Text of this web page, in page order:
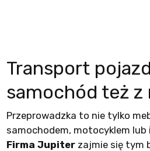
Transport
samochód też z
Przeprowadzka to nie tylko
samochodem, motocyklem
Firma Jupiterzajmie się tym